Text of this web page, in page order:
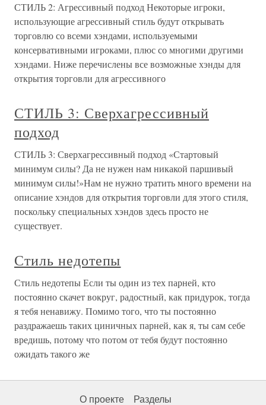
СТИЛЬ 2: Агрессивный подход Некоторые игроки,
использующие агрессивный стиль будут открывать
торговлю со всеми хэндами, используемыми
консервативными игроками, плюс со многими другими
хэндами. Ниже перечислены все возможные хэнды для
открытия торговли для агрессивного
СТИЛЬ 3: Сверхагрессивный
подход
СТИЛЬ 3: Сверхагрессивный подход «Стартовый
минимум силы? Да не нужен нам никакой паршивый
минимум силы!»Нам не нужно тратить много времени на
описание хэндов для открытия торговли для этого стиля,
поскольку специальных хэндов здесь просто не
существует.
Стиль недотепы
Стиль недотепы Если ты один из тех парней, кто
постоянно скачет вокруг, радостный, как придурок, тогда
я тебя ненавижу. Помимо того, что ты постоянно
раздражаешь таких циничных парней, как я, ты сам себе
вредишь, потому что потом от тебя будут постоянно
ожидать такого же
О проекте Разделы